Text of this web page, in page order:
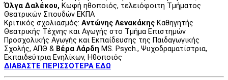
Όλγα Δαλέκου, Κωφή ηθοποιός, τελειόφοιτη Τμήματος
Θεατρικών Σπουδών ΕΚΠΑ
Κριτικός σχολιασμός: Αντώνης Λενακάκης Καθηγητής
Θεατρικής Τέχνης και Αγωγής στο Τμήμα Επιστημών
Προσχολικής Αγωγής και Εκπαίδευσης της Παιδαγωγικής
Σχολής, ΑΠΘ & Βέρα Λάρδη MS. Psych., Ψυχοδραματίστρια,
Εκπαιδεύτρια Ενηλίκων, Ηθοποιός
ΔΙΑΒΑΣΤΕ ΠΕΡΙΣΣΟΤΕΡΑ ΕΔΩ